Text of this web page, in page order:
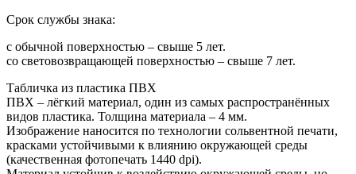
Срок службы знака:
с обычной поверхностью – свыше 5 лет.
со световозвращающей поверхностью – свыше 7 лет.
Табличка из пластика ПВХ
ПВХ – лёгкий материал, один из самых распространённых
видов пластика. Толщина материала – 4 мм.
Изображение наносится по технологии сольвентной печати,
красками устойчивыми к влиянию окружающей среды
(качественная фотопечать 1440 dpi).